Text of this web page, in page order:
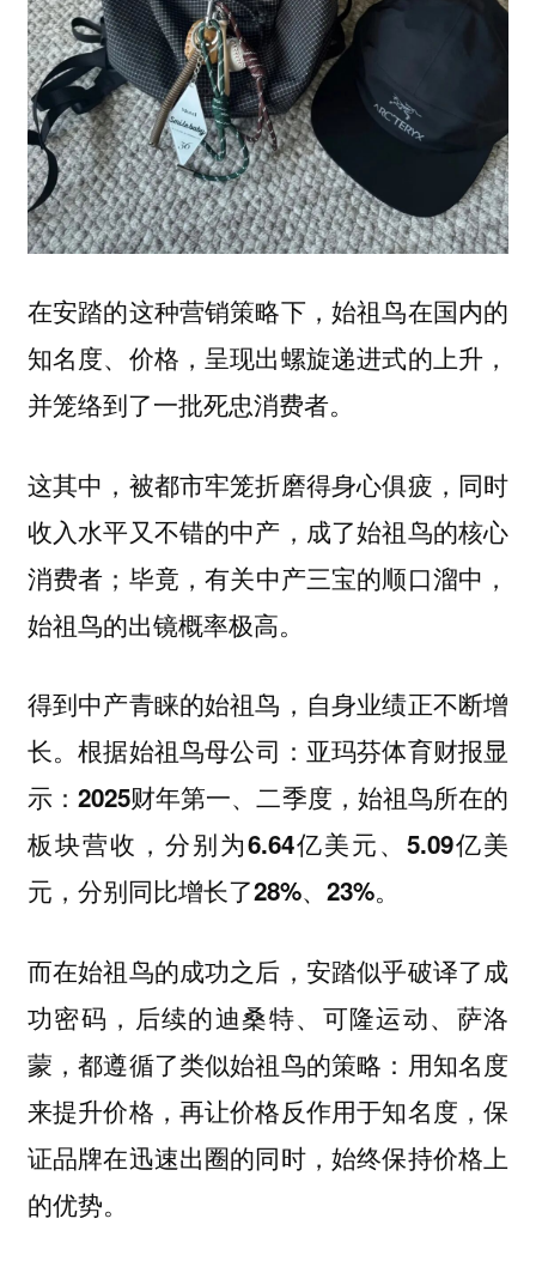
在安踏的这种营销策略下，始祖鸟在国内的
知名度、价格，呈现出螺旋递进式的上升，
并笼络到了一批死忠消费者。
这其中，被都市牢笼折磨得身心俱疲，同时
收入水平又不错的中产，成了始祖鸟的核心
消费者；毕竟，有关中产三宝的顺口溜中，
始祖鸟的出镜概率极高。
得到中产青睐的始祖鸟，自身业绩正不断增
长。根据始祖鸟母公司：亚玛芬体育财报显
示：2025财年第一、二季度，始祖鸟所在的
板块营收，分别为6.64亿美元、5.09亿美
元，分别同比增长了28%、23%。
而在始祖鸟的成功之后，安踏似乎破译了成
功密码，后续的迪桑特、可隆运动、萨洛
蒙，都遵循了类似始祖鸟的策略：用知名度
来提升价格，再让价格反作用于知名度，保
证品牌在迅速出圈的同时，始终保持价格上
的优势。